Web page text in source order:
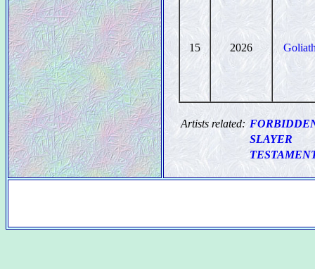
15 2026
Artists related:
SLAYER